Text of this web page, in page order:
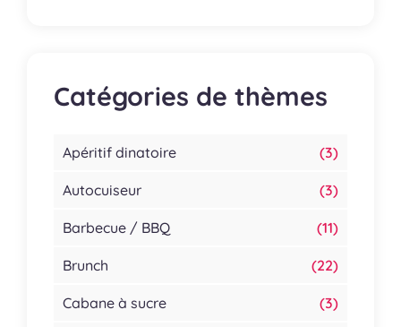
Catégories de thèmes
Apéritif dinatoire (3)
Autocuiseur (3)
Barbecue / BBQ (11)
Brunch (22)
Cabane à sucre (3)